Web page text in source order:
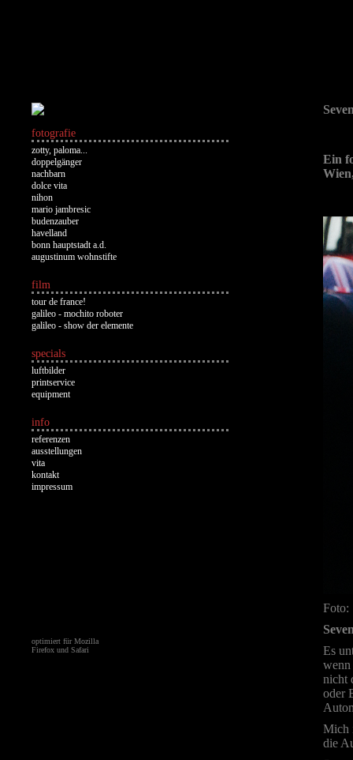
fotografie
zotty, paloma...
doppelgänger
nachbarn
dolce vita
nihon
mario jambresic
budenzauber
havelland
bonn hauptstadt a.d.
augustinum wohnstifte
film
tour de france!
galileo - mochito roboter
galileo - show der elemente
specials
luftbilder
printservice
equipment
info
referenzen
ausstellungen
vita
kontakt
impressum
optimiert für Mozilla
Firefox und Safari
Ein
Foto:
Es
wenn
nicht
oder
Mich
die